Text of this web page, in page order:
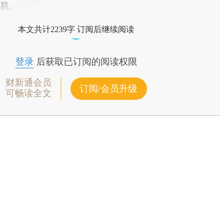
。
本文共计2239字 订阅后继续阅读
登录后获取已订阅的阅读权限
财新通会员
可畅读全文
订阅/会员升级